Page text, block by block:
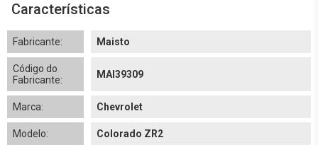
Características
Fabricante: Maisto
Código do
Fabricante:
MAI39309
Marca: Chevrolet
Modelo: Colorado ZR2